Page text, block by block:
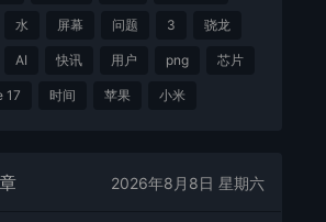
水 屏幕 问题 3 骁龙
AI 快讯 用户 png 芯片
17 时间 苹果 小米
2026年8月8日 星期六